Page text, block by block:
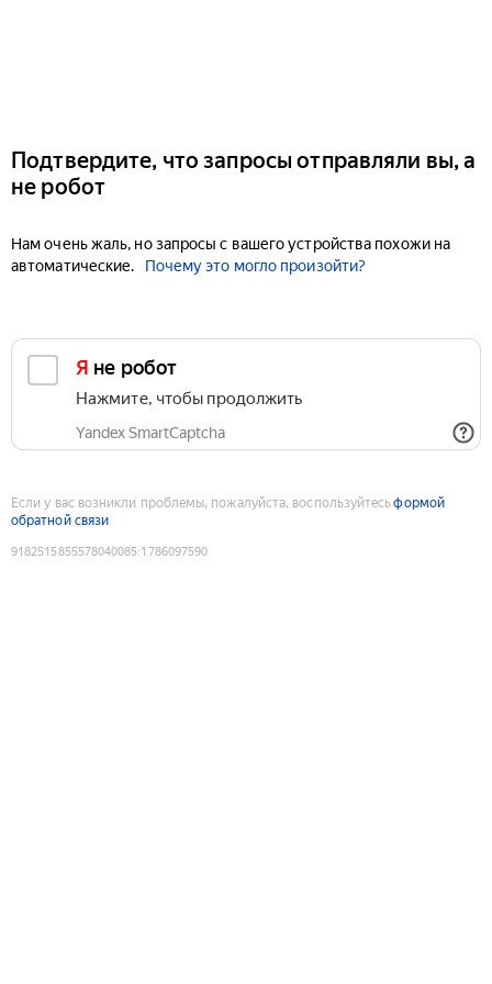
Подтвердите, что запросы отправляли вы, а
не робот
Нам очень жаль, но запросы с вашего устройства похожи на
автоматические.
Почему это могло произойти?
Я не робот
Нажмите, чтобы продолжить
Yandex SmartCaptcha
Если у вас возникли проблемы, пожалуйста, воспользуйтесьформой
обратной связи
9182515855578040085:1786097590